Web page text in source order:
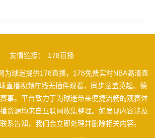
友情链接： 178直播
为球迷提供178直播，178免费实时NBA高清直
直播视频在线无插件观看，同步涵盖英超、德
事。平台致力于为球迷带来便捷流畅的观赛体
资源均来自互联网收集整理。如发现内容涉及
系告知，我们会立即处理并删除相关内容。